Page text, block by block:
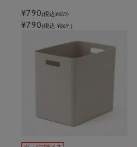
¥790(税込¥869)
¥790(税込 ¥869 )